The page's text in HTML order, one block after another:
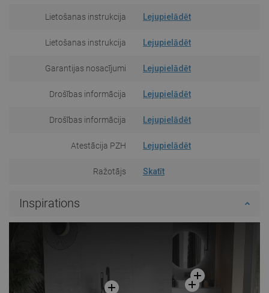
Lietošanas instrukcija Lejupielādēt
Lietošanas instrukcija Lejupielādēt
Garantijas nosacījumi Lejupielādēt
Drošības informācija Lejupielādēt
Drošības informācija Lejupielādēt
Atestācija PZH Lejupielādēt
Ražotājs Skatīt
Inspirations